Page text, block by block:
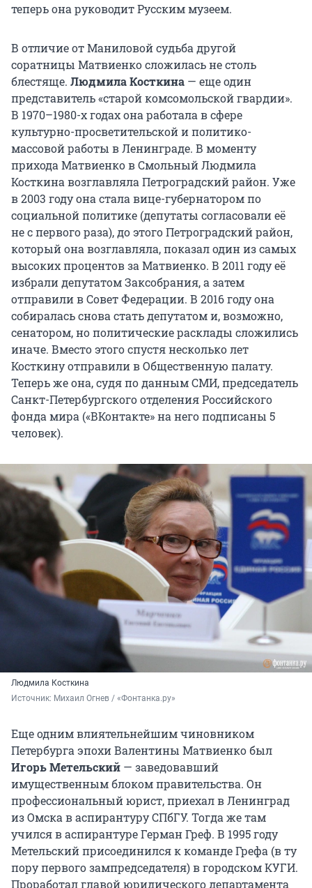
теперь она руководит Русским музеем.
В отличие от Маниловой судьба другой
соратницы Матвиенко сложилась не столь
блестяще. Людмила Косткина — еще один
представитель «старой комсомольской гвардии».
В 1970–1980-х годах она работала в сфере
культурно-просветительской и политико-
массовой работы в Ленинграде. В моменту
прихода Матвиенко в Смольный Людмила
Косткина возглавляла Петроградский район. Уже
в 2003 году она стала вице-губернатором по
социальной политике (депутаты согласовали её
не с первого раза), до этого Петроградский район,
который она возглавляла, показал один из самых
высоких процентов за Матвиенко. В 2011 году её
избрали депутатом Заксобрания, а затем
отправили в Совет Федерации. В 2016 году она
собиралась снова стать депутатом и, возможно,
сенатором, но политические расклады сложились
иначе. Вместо этого спустя несколько лет
Косткину отправили в Общественную палату.
Теперь же она, судя по данным СМИ, председатель
Санкт-Петербургского отделения Российского
фонда мира («ВКонтакте» на него подписаны 5
человек).
Людмила Косткина
Источник: Михаил Огнев / «Фонтанка.ру»
Еще одним влиятельнейшим чиновником
Петербурга эпохи Валентины Матвиенко был
Игорь Метельский — заведовавший
имущественным блоком правительства. Он
профессиональный юрист, приехал в Ленинград
из Омска в аспирантуру СПбГУ. Тогда же там
учился в аспирантуре Герман Греф. В 1995 году
Метельский присоединился к команде Грефа (в ту
пору первого зампредседателя) в городском КУГИ.
Проработал главой юридического департамента